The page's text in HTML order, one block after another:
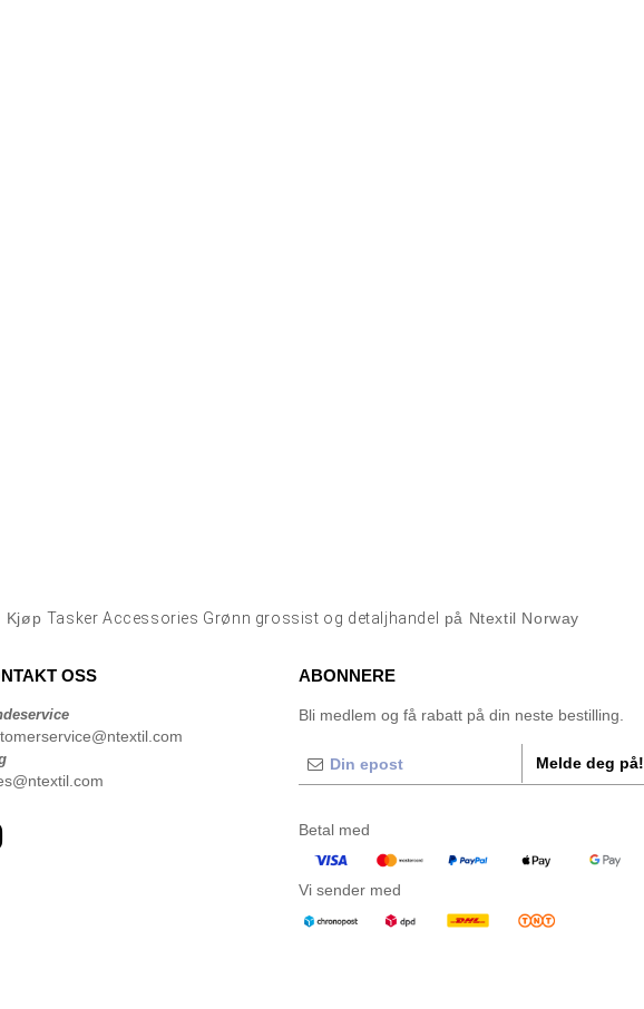
Kjøp Tasker Accessories Grønn grossist og detaljhandel på Ntextil Norway
OSS ABONNERE
Bli medlem og få rabatt på din neste bestilling.
Melde deg på!
Betal med
Vi sender med